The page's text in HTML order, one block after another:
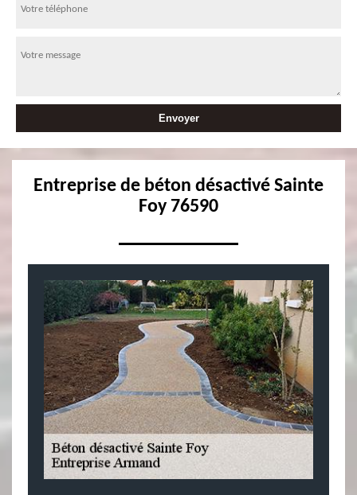
Entreprise de béton désactivé Sainte
Foy 76590